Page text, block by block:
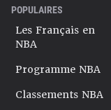
POPULAIRES
Les Français en
NBA
Programme NBA
Classements NBA